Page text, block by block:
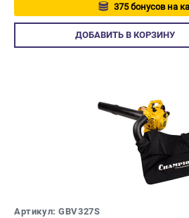
375 бонусов на
Авторизуйтесь
ДОБАВИТЬ В КОРЗИНУ
Артикул: GBV327S